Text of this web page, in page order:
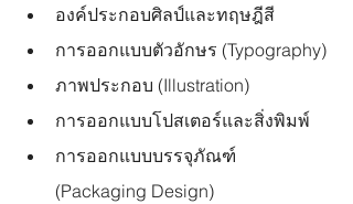
องค์ประกอบศิลป์และทฤษฎีสี
การออกแบบตัวอักษร (Typography)
ภาพประกอบ (Illustration)
การออกแบบโปสเตอร์และสิ่งพิมพ์
การออกแบบบรรจุภัณฑ์
(Packaging Design)